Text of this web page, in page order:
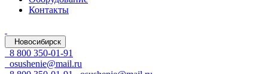
Контакты
Новосибирск
8 800 350-01-91
osushenie@mail.ru